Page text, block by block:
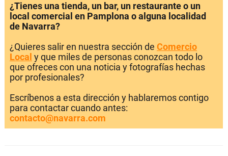
¿Tienes una tienda, un bar, un restaurante o un
local comercial en Pamplona o alguna localidad
de Navarra?
¿Quieres salir en nuestra sección de Comercio
Local y que miles de personas conozcan todo lo
que ofreces con una noticia y fotografías hechas
por profesionales?
Escríbenos a esta dirección y hablaremos contigo
para contactar cuando antes:
contacto@navarra.com